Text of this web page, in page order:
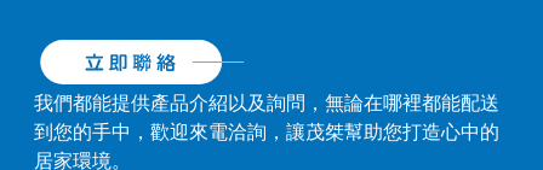
我們都能提供產品介紹以及詢問，無論在哪裡都能配送
到您的手中，歡迎來電洽詢，讓茂桀幫助您打造心中的
居家環境。